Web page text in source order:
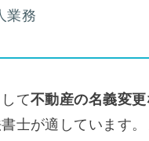
業務
て不動産の名義変
士が適しています